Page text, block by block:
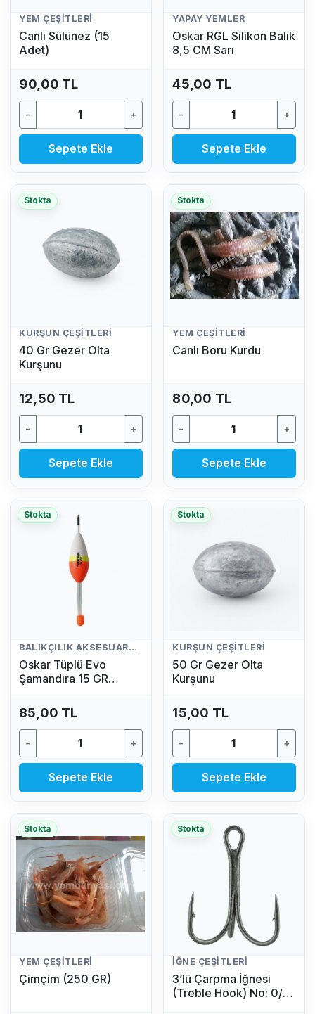
YEM ÇEŞITLERI
Canlı Sülünez (15
Adet)
90,00 TL
- +
Sepete Ekle
YAPAY YEMLER
Oskar RGL Silikon Balık
8,5 CM Sarı
45,00 TL
- +
Sepete Ekle
Stokta
KURŞUN ÇEŞITLERI
40 Gr Gezer Olta
Kurşunu
12,50 TL
- +
Sepete Ekle
Stokta
YEM ÇEŞITLERI
Canlı Boru Kurdu
80,00 TL
- +
Sepete Ekle
Stokta
BALIKÇILIK AKSESUARLARI
Oskar Tüplü Evo
Şamandıra 15 GR
85,00 TL
- +
Sepete Ekle
Stokta
KURŞUN ÇEŞITLERI
50 Gr Gezer Olta
Kurşunu
15,00 TL
- +
Sepete Ekle
Stokta
YEM ÇEŞITLERI
Çimçim (250 GR)
Stokta
İĞNE ÇEŞITLERI
3’lü Çarpma İğnesi
(Treble Hook) No: 0/4